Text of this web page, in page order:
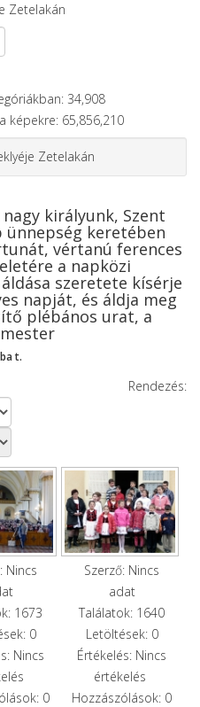
Zetelakán
34,908
képekre: 65,856,210
Zetelakán
királyunk, Szent
ünnepség keretében
vértanú ferences
a napközi
szeretete kísérje
napját, és áldja meg
plébános urat, a
t.
Rendezés:
Nincs
1673
0
Nincs
0
Szerző: Nincs
adat
Találatok: 1640
Letöltések: 0
Értékelés: Nincs
értékelés
Hozzászólások: 0